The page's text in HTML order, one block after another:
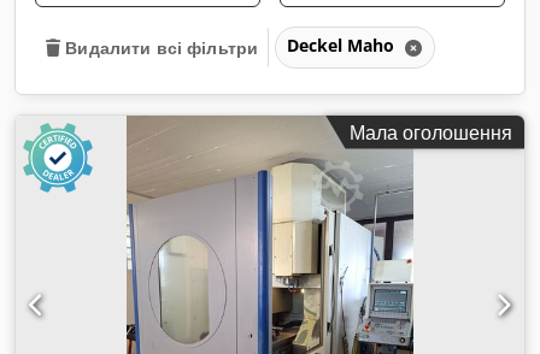
Видалити всі фільтри Deckel Maho
Мала оголошення